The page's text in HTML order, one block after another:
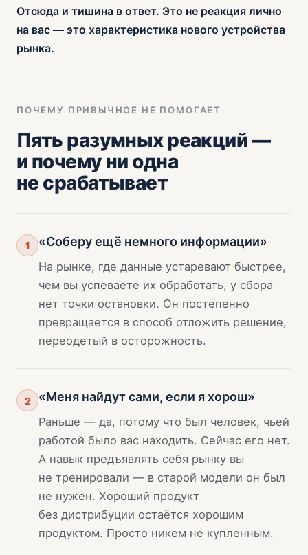
Отсюда и тишина в ответ. Это не реакция лично
на вас — это характеристика нового устройства
рынка.
ПОЧЕМУ ПРИВЫЧНОЕ НЕ ПОМОГАЕТ
Пять разумных реакций —
и почему ни одна
не срабатывает
1 «Соберу ещё немного информации»
На рынке, где данные устаревают быстрее,
чем вы успеваете их обработать, у сбора
нет точки остановки. Он постепенно
превращается в способ отложить решение,
переодетый в осторожность.
2 «Меня найдут сами, если я хорош»
Раньше — да, потому что был человек, чьей
работой было вас находить. Сейчас его нет.
А навык предъявлять себя рынку вы
не тренировали — в старой модели он был
не нужен. Хороший продукт
без дистрибуции остаётся хорошим
продуктом. Просто никем не купленным.